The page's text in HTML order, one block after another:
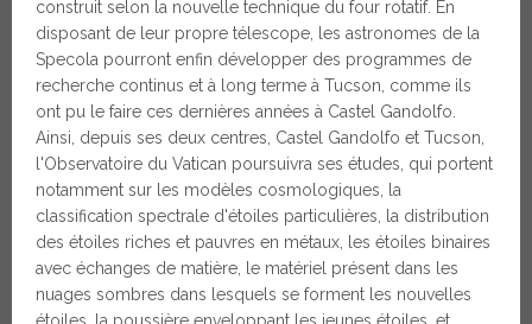
construit selon la nouvelle technique du four rotatif. En
disposant de leur propre télescope, les astronomes de la
Specola pourront enfin développer des programmes de
recherche continus et à long terme à Tucson, comme ils
ont pu le faire ces dernières années à Castel Gandolfo.
Ainsi, depuis ses deux centres, Castel Gandolfo et Tucson,
l'Observatoire du Vatican poursuivra ses études, qui portent
notamment sur les modèles cosmologiques, la
classification spectrale d'étoiles particulières, la distribution
des étoiles riches et pauvres en métaux, les étoiles binaires
avec échanges de matière, le matériel présent dans les
nuages sombres dans lesquels se forment les nouvelles
étoiles, la poussière enveloppant les jeunes étoiles, et